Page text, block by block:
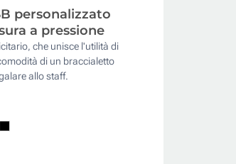
personalizzato
a pressione
che unisce l'utilità di
di un braccialetto
allo staff.